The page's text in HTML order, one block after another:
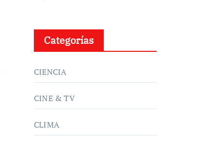
Categorías
CIENCIA
CINE & TV
CLIMA